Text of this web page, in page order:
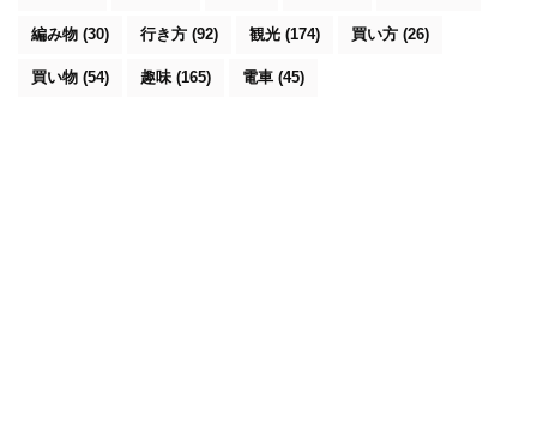
編み物 (30) 行き方 (92) 観光 (174) 買い方 (26)
買い物 (54) 趣味 (165) 電車 (45)